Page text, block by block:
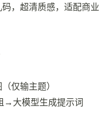
，超清质感，适配商业
仅输主题）
→大模型生成提示词